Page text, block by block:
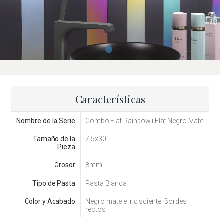
Características
Nombre de la Serie Combo Flat Rainbow+Flat Negro Mate
Tamaño de la
Pieza
7,5x30
Grosor 8mm
Tipo de Pasta Pasta Blanca
Color y Acabado
Negro mate e iridisciente. Bordes
rectos